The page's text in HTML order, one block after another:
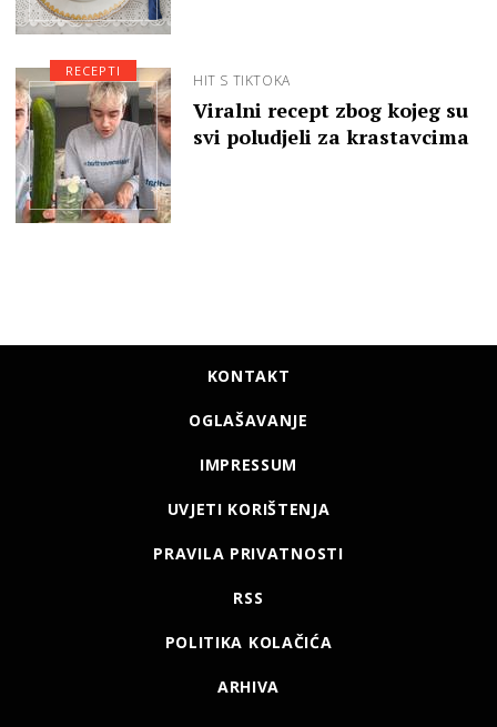
HIT S TIKTOKA
Viralni recept zbog kojeg su
svi poludjeli za krastavcima
RECEPTI
KONTAKT
OGLAŠAVANJE
IMPRESSUM
UVJETI KORIŠTENJA
PRAVILA PRIVATNOSTI
RSS
POLITIKA KOLAČIĆA
ARHIVA